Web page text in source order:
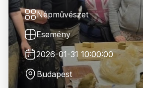
Népművészet
Esemény
2026-01-31 10:00:00
Budapest